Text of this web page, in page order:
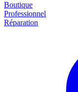
Boutique
Professionnel
Réparation